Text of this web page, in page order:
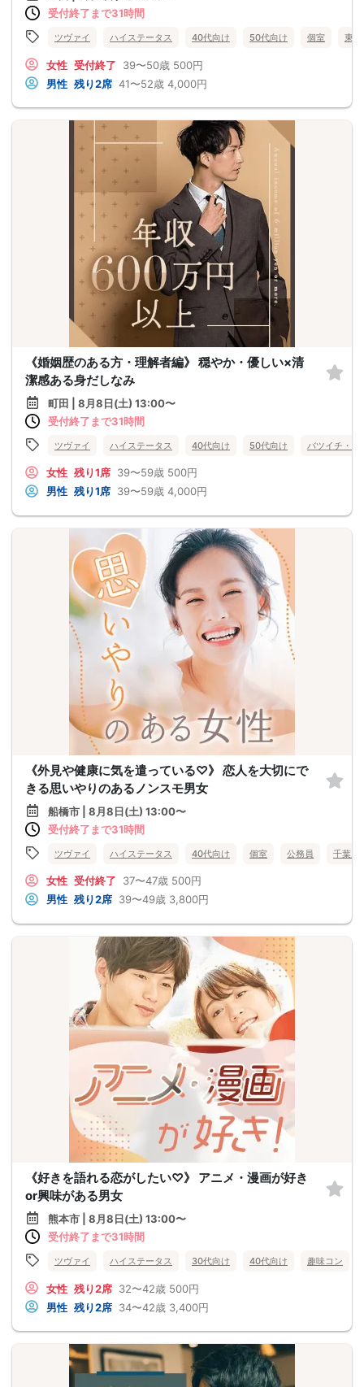
受付終了まで31時間
ツヴァイ ハイステータス 40代向け 50代向け 個室 東
女性 受付終了 39〜50歳 500円
男性 残り2席 41〜52歳 4,000円
《婚姻歴のある方・理解者編》 穏やか・優しい×清
潔感ある身だしなみ
町田 | 8月8日(土) 13:00〜
受付終了まで31時間
ツヴァイ ハイステータス 40代向け 50代向け バツイチ・再
女性 残り1席 39〜59歳 500円
男性 残り1席 39〜59歳 4,000円
《外見や健康に気を遣っている♡》 恋人を大切にで
きる思いやりのあるノンスモ男女
船橋市 | 8月8日(土) 13:00〜
受付終了まで31時間
ツヴァイ ハイステータス 40代向け 個室 公務員 千葉県
女性 受付終了 37〜47歳 500円
男性 残り2席 39〜49歳 3,800円
《好きを語れる恋がしたい♡》 アニメ・漫画が好き
or興味がある男女
熊本市 | 8月8日(土) 13:00〜
受付終了まで31時間
ツヴァイ ハイステータス 30代向け 40代向け 趣味コン
女性 残り2席 32〜42歳 500円
男性 残り2席 34〜42歳 3,400円